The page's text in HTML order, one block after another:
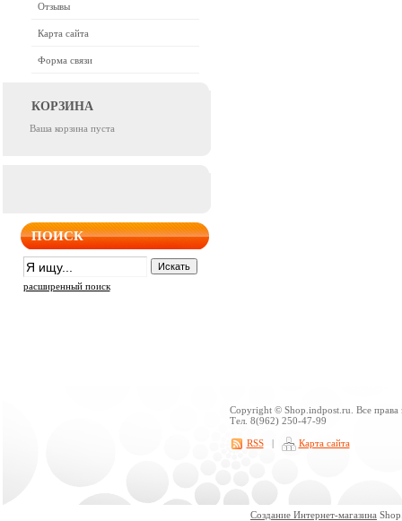
Отзывы
Карта сайта
Форма связи
КОРЗИНА
Ваша корзина пуста
ПОИСК
расширенный поиск
Copyright © Shop.indpost.ru. Все права
Тел. 8(962) 250-47-99
RSS | Карта сайта
Создание Интернет-магазина